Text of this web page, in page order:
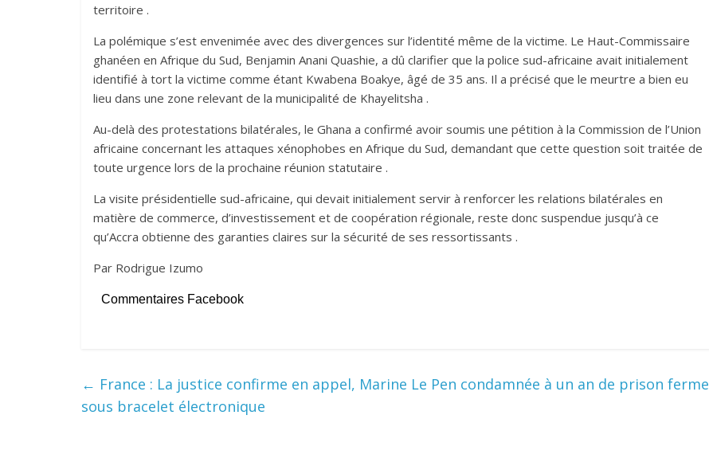
territoire .
La polémique s’est envenimée avec des divergences sur l’identité même de la victime. Le Haut-Commissaire
ghanéen en Afrique du Sud, Benjamin Anani Quashie, a dû clarifier que la police sud-africaine avait initialement
identifié à tort la victime comme étant Kwabena Boakye, âgé de 35 ans. Il a précisé que le meurtre a bien eu
lieu dans une zone relevant de la municipalité de Khayelitsha .
Au-delà des protestations bilatérales, le Ghana a confirmé avoir soumis une pétition à la Commission de l’Union
africaine concernant les attaques xénophobes en Afrique du Sud, demandant que cette question soit traitée de
toute urgence lors de la prochaine réunion statutaire .
La visite présidentielle sud-africaine, qui devait initialement servir à renforcer les relations bilatérales en
matière de commerce, d’investissement et de coopération régionale, reste donc suspendue jusqu’à ce
qu’Accra obtienne des garanties claires sur la sécurité de ses ressortissants .
Par Rodrigue Izumo
Commentaires Facebook
← France : La justice confirme en appel, Marine Le Pen condamnée à un an de prison ferme
sous bracelet électronique